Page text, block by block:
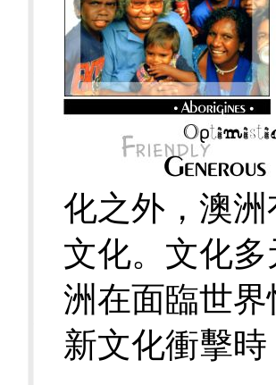
化之外，澳
文化。文化
洲在面臨世
新文化衝擊